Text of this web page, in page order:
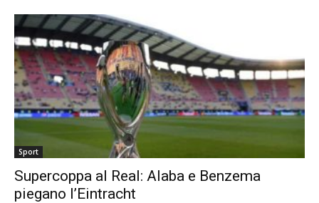
Sport
Supercoppa al Real: Alaba e Benzema
piegano l’Eintracht